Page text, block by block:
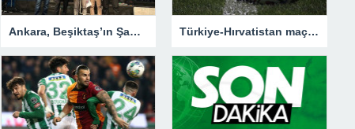
Ankara, Beşiktaş’ın Şampiyonluğunu Coşkulu Bir Konserle Kutladı – Spor Türkiye-Hırvatistan maçının biletleri satışa çıktı